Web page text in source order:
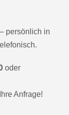
persönlich in
oder
Anfrage!